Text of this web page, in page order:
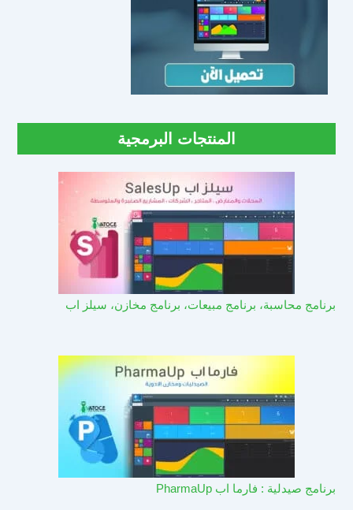
المنتجات البرمجية
برنامج محاسبة، برنامج مبيعات، برنامج مخازن، سيلز اب
برنامج صيدلية : فارما اب PharmaUp​